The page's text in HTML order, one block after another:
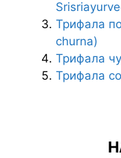
Трифала
churna)
Трифала
Трифала